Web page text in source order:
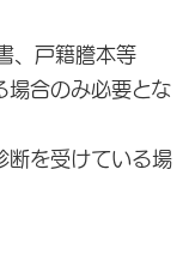
戸籍謄本等
合のみ必要とな
を受けている場